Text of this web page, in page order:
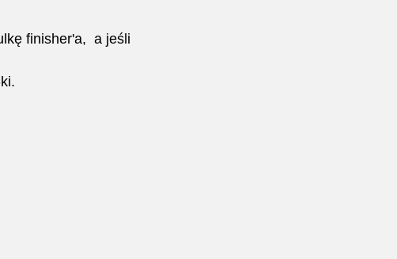
finisher'a,  a jeśli